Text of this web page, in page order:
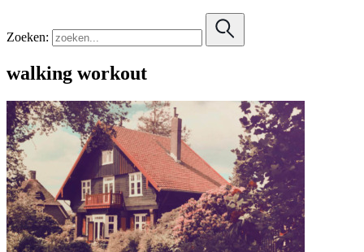
Zoeken:
walking workout